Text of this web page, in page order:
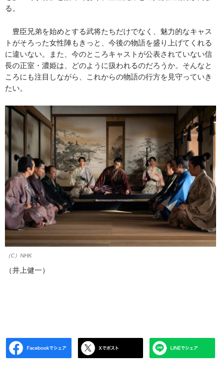
る。
豊臣兄弟を始めとする武将たちだけでなく、魅力的なキャス
トがそろった女性陣もきっと、今後の物語を盛り上げてくれる
に違いない。また、今のところキャストが公表されていない信
長の正室・濃姫は、どのように扱われるのだろうか。そんなと
ころにも注目しながら、これからの物語の行方を見守っていき
たい。
（C）NHK
（井上健一）